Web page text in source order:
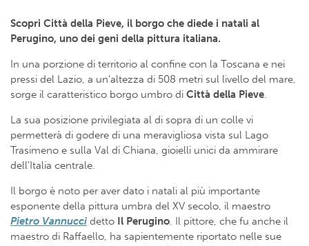
Scopri Città della Pieve, il borgo che diede i natali al
Perugino, uno dei geni della pittura italiana.
In una porzione di territorio al confine con la Toscana e nei
pressi del Lazio, a un’altezza di 508 metri sul livello del mare,
sorge il caratteristico borgo umbro di Città della Pieve
La sua posizione privilegiata al di sopra di un colle vi
permetterà di godere di una meravigliosa vista sul Lago
Trasimeno e sulla Val di Chiana, gioielli unici da ammirare
dell’Italia centrale.
Il borgo è noto per aver dato i natali al più importante
esponente della pittura umbra del XV secolo, il maestro
Pietro Vannucci detto Il Perugino . Il pittore, che fu anche il
maestro di Raffaello, ha sapientemente riportato nelle sue